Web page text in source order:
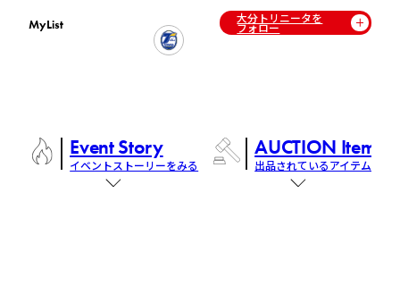
MyList 大分トリニータを
フォロー
Event Story
イベントストーリーをみる
AUCTION Items
出品されているアイテム